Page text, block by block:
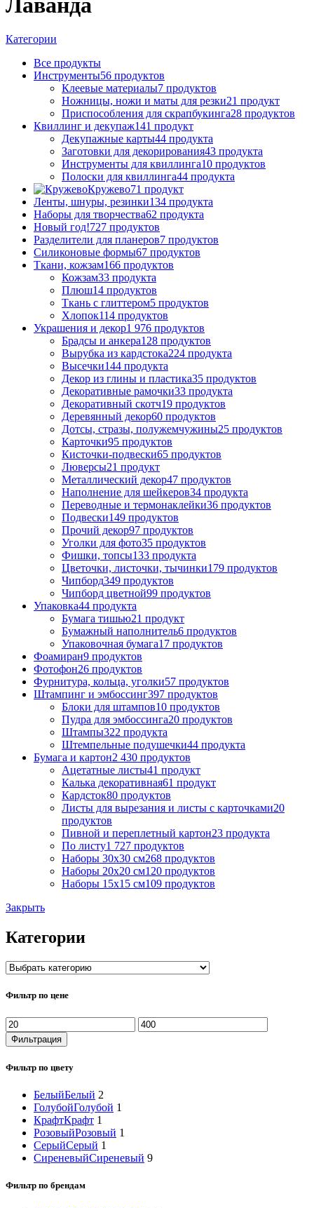
Категории
Все продукты
Инструменты56 продуктов
Клеевые материалы7 продуктов
Ножницы, ножи и маты для резки21 продукт
Приспособления для скрапбукинга28 продуктов
Квиллинг и декупаж141 продукт
Декупажные карты44 продукта
Заготовки для декорирования43 продукта
Инструменты для квиллинга10 продуктов
Полоски для квиллинга44 продукта
Кружево71 продукт
Ленты, шнуры, резинки134 продукта
Наборы для творчества62 продукта
Новый год!727 продуктов
Разделители для планеров7 продуктов
Силиконовые формы67 продуктов
Ткани, кожзам166 продуктов
Кожзам33 продукта
Плюш14 продуктов
Ткань с глиттером5 продуктов
Хлопок114 продуктов
Украшения и декор1 976 продуктов
Брадсы и анкера128 продуктов
Вырубка из кардстока224 продукта
Высечки144 продукта
Декор из глины и пластика35 продуктов
Декоративные рамочки33 продукта
Декоративный скотч19 продуктов
Деревянный декор60 продуктов
Дотсы, стразы, полужемчужины25 продуктов
Карточки95 продуктов
Кисточки-подвески65 продуктов
Люверсы21 продукт
Металлический декор47 продуктов
Наполнение для шейкеров34 продукта
Переводные и термонаклейки36 продуктов
Подвески149 продуктов
Прочий декор97 продуктов
Уголки для фото35 продуктов
Фишки, топсы133 продукта
Цветочки, листочки, тычинки179 продуктов
Чипборд349 продуктов
Чипборд цветной99 продуктов
Упаковка44 продукта
Бумага тишью21 продукт
Бумажный наполнитель6 продуктов
Упаковочная бумага17 продуктов
Фоамиран9 продуктов
Фотофон26 продуктов
Фурнитура, кольца, уголки57 продуктов
Штампинг и эмбоссинг397 продуктов
Блоки для штампов10 продуктов
Пудра для эмбоссинга20 продуктов
Штампы322 продукта
Штемпельные подушечки44 продукта
Бумага и картон2 430 продуктов
Ацетатные листы41 продукт
Калька декоративная61 продукт
Кардсток80 продуктов
Листы для вырезания и листы с карточками20
продуктов
Пивной и переплетный картон23 продукта
По листу1 727 продуктов
Наборы 30х30 см268 продуктов
Наборы 20х20 см120 продуктов
Наборы 15х15 см109 продуктов
Закрыть
Категории
Фильтр по цене
Минимальная
цена
Максимальная
цена
Фильтрация
Фильтр по цвету
БелыйБелый 2
ГолубойГолубой 1
КрафтКрафт 1
РозовыйРозовый 1
СерыйСерый 1
СиреневыйСиреневый 9
Фильтр по брендам